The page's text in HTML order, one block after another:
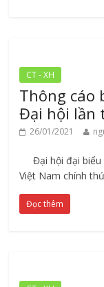
CT - XH
Thông cáo
Đại hội lần
26/01/2021
Đại hội đại biểu
Việt Nam chính
Đọc thêm